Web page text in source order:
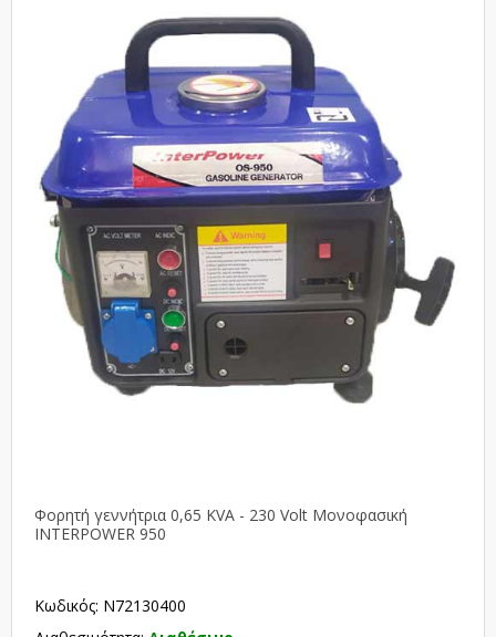
Φορητή γεννήτρια 0,65 KVA - 230 Volt Μονοφασική
INTERPOWER 950
Κωδικός: N72130400